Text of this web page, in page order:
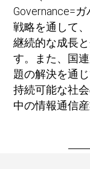
Governance=
戦略を通して、
継続的な成長
す。また、国
題の解決を通じ
持続可能な社
中の情報通信産